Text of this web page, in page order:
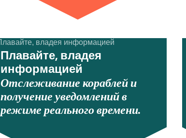
Плавайте, владея
информацией
Отслеживание кораблей и
получение уведомлений в
режиме реального времени.